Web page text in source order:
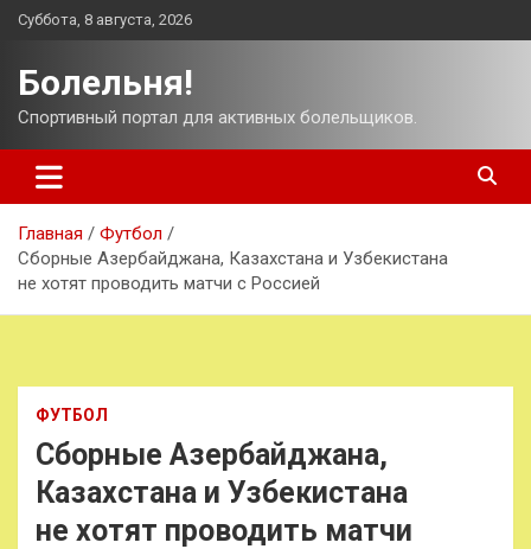
Перейти
Суббота, 8 августа, 2026
Болельня!
Спортивный портал для активных болельщиков.
Главная
Футбол
Сборные Азербайджана, Казахстана и Узбекистана
не хотят проводить матчи с Россией
ФУТБОЛ
Сборные Азербайджана,
Казахстана и Узбекистана
не хотят проводить матчи